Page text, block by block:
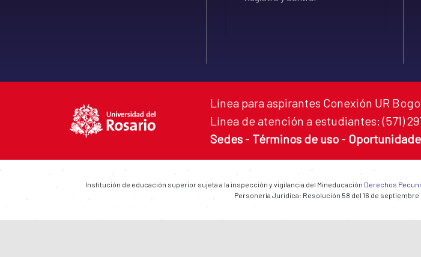
Línea para aspirantes Conexión UR
Línea de atención a estudiantes: (571)
Sedes - Términos de uso -
Institución de educación superior sujeta a la inspección y vigilancia del Mineducación Derechos
Personería Jurídica: Resolución 58 del 16 de septiembre